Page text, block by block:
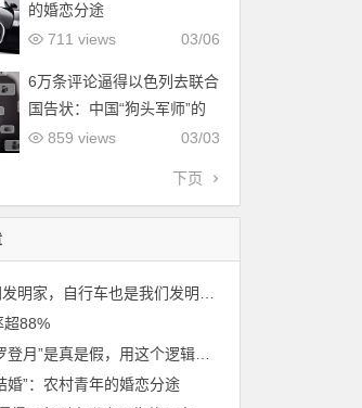
的婚恋分途
03/06
711 views
6万条评论逼得以色列去联合
国告状：中国“狗头军师”的
降维打击，到底有多可怕？
03/03
859 views
下页
自行车也是我们发明的，比西方早了200年！
超88%
”是真是假，用这个逻辑一测真相大白！
婚”：农村青年的婚恋分途